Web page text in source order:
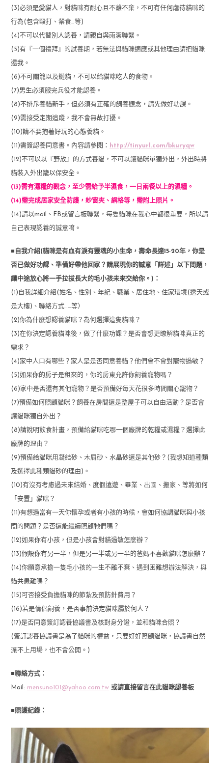
(3)必須是愛貓人，對貓咪有耐心且不離不棄，不可有任何虐待貓咪的
行為(包含毆打、禁食…等)
(4)不可以代替別人認養，請親自與雨潔聯繫。
(5)有『一個禮拜』的試養期，若無法與貓咪適應或其他理由請把貓咪
還我。
(6)不可關籠以及鏈貓，不可以給貓咪吃人的食物。
(7)男生必須服完兵役才能認養。
(8)不排斥養貓新手，但必須有正確的飼養觀念，請先做好功課。
(9)需接受定期追蹤，我不會無故打擾。
(10)請不要抱著好玩的心態養貓。
(11)需簽認養同意書。內容請參閱： http://tinyurl.com/bkuryqw
(12)不可以以『野放』的方式養貓，不可以讓貓咪單獨外出，外出時將
貓裝入外出籠以保安全。
(13)需有濕糧的觀念，至少需給予半濕食，一日兩餐以上的濕糧。
(14)需完成居家安全防護，紗窗夾、網格等，需附上照片。
(14)請以mail、FB或留言板聯繫，每隻貓咪在我心中都很重要，所以請
自己表現認養的誠意唷。
■自我介紹(貓咪是有血有淚有靈魂的小生命，壽命長達15-20年，你是
否已做好功課、準備好帶他回家？請展現你的誠意「詳述」以下問題，
讓中途放心將一手拉拔長大的毛小孩未來交給你。)：
(1)自我詳細介紹(姓名、性別、年紀、職業、居住地、住家環境(透天或
是大樓)、聯絡方式……等）
(2)你為什麼想認養貓咪？為何選擇這隻貓咪？
(3)在你決定認養貓咪後，做了什麼功課？是否會想更瞭解貓咪真正的
需求？
(4)家中人口有哪些？家人是是否同意養貓？他們會不會對寵物過敏？
(5)如果你的房子是租來的，你的房東允許你飼養寵物嗎？
(6)家中是否還有其他寵物？是否預備好每天花很多時間關心寵物？
(7)預備如何照顧貓咪？飼養在房間還是整屋子可以自由活動？是否會
讓貓咪獨自外出？
(8)請說明飲食計畫，預備給貓咪吃哪一個廠牌的乾糧或濕糧？選擇此
廠牌的理由？
(9)預備給貓咪用凝結砂、木屑砂、水晶砂還是其他砂？(我想知道種類
及選擇此種類貓砂的理由)。
(10)有沒有考慮過未來結婚、度假遠遊、畢業、出國、搬家、等將如何
「安置」貓咪？
(11)有想過當有一天你懷孕或者有小孩的時候，會如何協調貓咪與小孩
間的問題？是否還能繼續照顧牠們嗎？
(12)如果你有小孩，但是小孩會對貓過敏怎麼辦？
(13)假設你有另一半，但是另一半或另一半的爸媽不喜歡貓咪怎麼辦？
(14)你願意承擔一隻毛小孩的一生不離不棄、遇到困難想辦法解決，與
貓共患難嗎？
(15)可否接受負擔貓咪的節紮及預防針費用？
(16)若是情侶飼養，是否事前決定貓咪屬於何人？
(17)是否同意簽訂認養協議書及核對身分證，並和貓咪合照？
(簽訂認養協議書是為了貓咪的權益，只要好好照顧貓咪，協議書自然
派不上用場，也不會公開。)
■聯絡方式：
Mail: mensuno101@yahoo.com.tw或請直接留言在此貓咪認養板
■照護紀錄：